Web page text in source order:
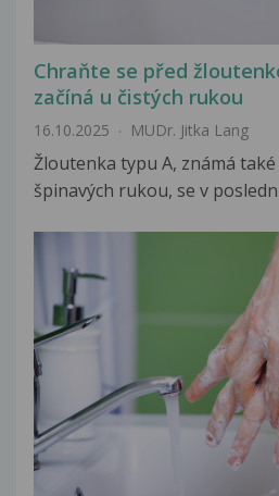
Chraňte se před
začíná u čistých rukou
16.10.2025 MUDr. Jitka Lang
Žloutenka typu A, známá
špinavých rukou, se v